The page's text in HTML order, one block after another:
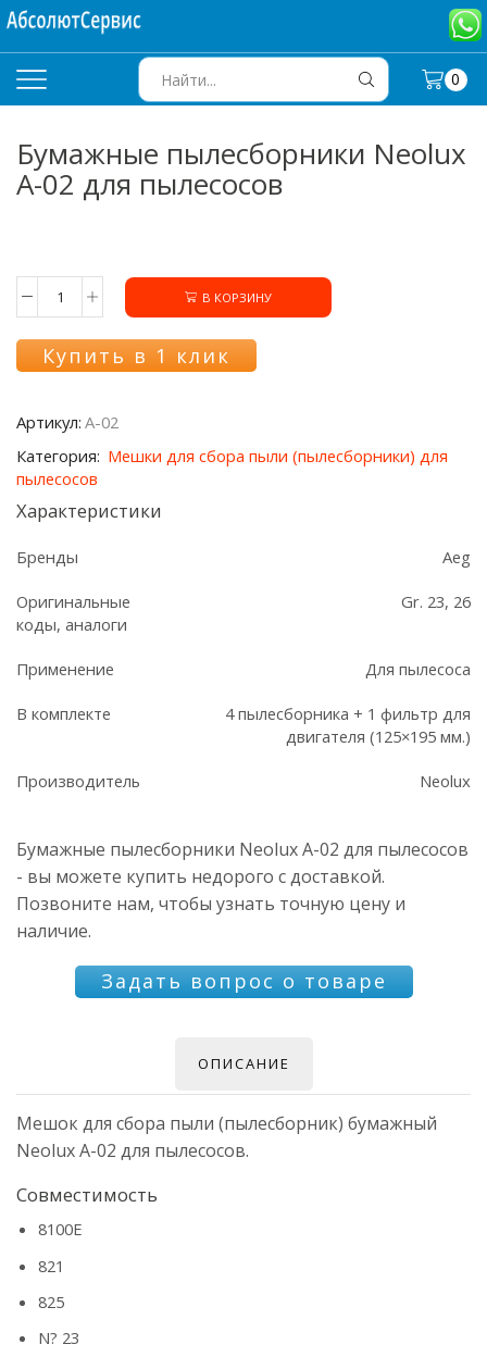
INPUT
0
Бумажные пылесборники Neolux
A-02 для пылесосов
Количество
Бумажные
пылесборники
02
пылесосов
В КОРЗИНУ
Купить в 1 клик
Артикул: A-02
Категория: Мешки для сбора пыли (пылесборники) для
пылесосов
Характеристики
Бренды Aeg
Оригинальные
коды, аналоги
Gr. 23, 26
Применение Для пылесоса
В комплекте
4 пылесборника + 1 фильтр для
двигателя (125×195 мм.)
Производитель Neolux
Бумажные пылесборники Neolux A-02 для пылесосов
- вы можете купить недорого с доставкой.
Позвоните нам, чтобы узнать точную цену и
наличие.
Задать вопрос о товаре
ОПИСАНИЕ
Мешок для сбора пыли (пылесборник) бумажный
Neolux A-02 для пылесосов.
Совместимость
8100E
821
825
N? 23